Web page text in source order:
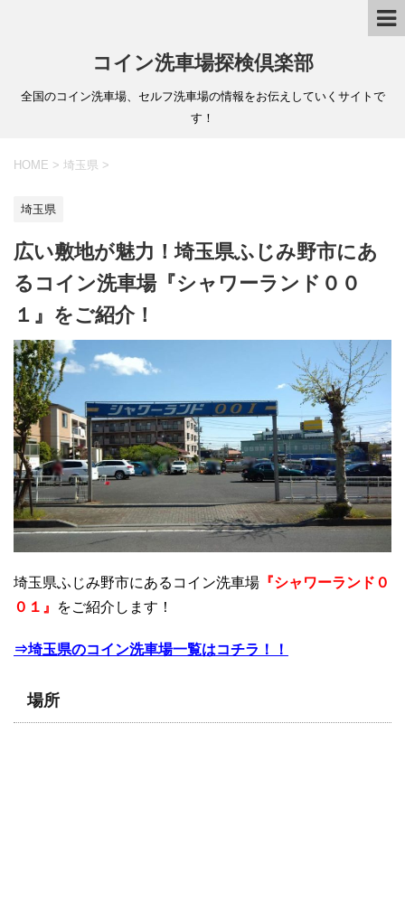
コイン洗車場探検倶楽部
全国のコイン洗車場、セルフ洗車場の情報をお伝えしていくサイトで
す！
HOME > 埼玉県 >
埼玉県
広い敷地が魅力！埼玉県ふじみ野市にあ
るコイン洗車場『シャワーランド００
１』をご紹介！
埼玉県ふじみ野市にあるコイン洗車場 『シャワーランド０
０１』
をご紹介します！
⇒埼玉県のコイン洗車場一覧はコチラ！！
場所